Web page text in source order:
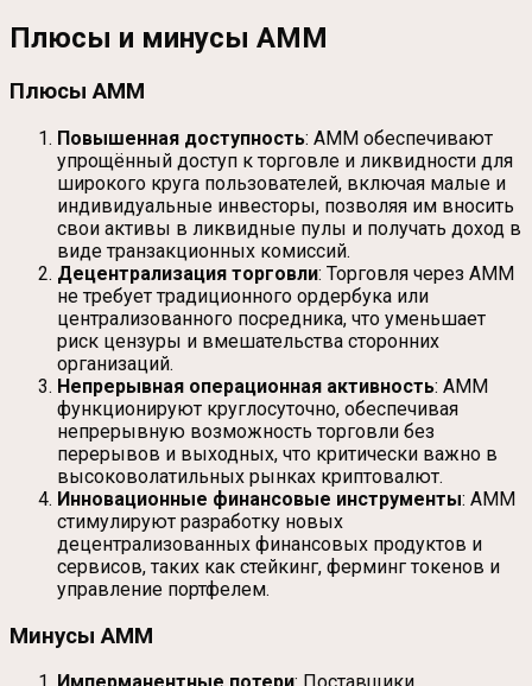
Плюсы и минусы AMM
Плюсы AMM
Повышенная доступность: AMM обеспечивают
упрощённый доступ к торговле и ликвидности для
широкого круга пользователей, включая малые и
индивидуальные инвесторы, позволяя им вносить
свои активы в ликвидные пулы и получать доход в
виде транзакционных комиссий.
Децентрализация торговли: Торговля через AMM
не требует традиционного ордербука или
централизованного посредника, что уменьшает
риск цензуры и вмешательства сторонних
организаций.
Непрерывная операционная активность: AMM
функционируют круглосуточно, обеспечивая
непрерывную возможность торговли без
перерывов и выходных, что критически важно в
высоковолатильных рынках криптовалют.
Инновационные финансовые инструменты: AMM
стимулируют разработку новых
децентрализованных финансовых продуктов и
сервисов, таких как стейкинг, ферминг токенов и
управление портфелем.
Минусы AMM